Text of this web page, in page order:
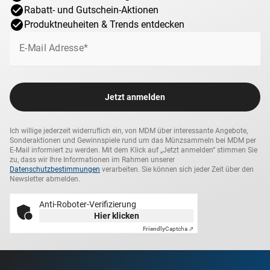
Rabatt- und Gutschein-Aktionen
Produktneuheiten & Trends entdecken
E-Mail Adresse*
Jetzt anmelden
Ich willige jederzeit widerruflich ein, von MDM über interessante Angebote,
Sonderaktionen und Gewinnspiele rund um das Münzsammeln bei MDM per
E-Mail informiert zu werden. Mit dem Klick auf „Jetzt anmelden“ stimmen Sie
zu, dass wir Ihre Informationen im Rahmen unserer
Datenschutzbestimmungen verarbeiten. Sie können sich jeder Zeit über den
Newsletter abmelden.
Anti-Roboter-Verifizierung
Hier klicken
FriendlyCaptcha ⇗